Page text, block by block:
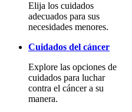
Elija los cuidados
adecuados para sus
necesidades menores.
Cuidados del cáncer
Explore las opciones de
cuidados para luchar
contra el cáncer a su
manera.